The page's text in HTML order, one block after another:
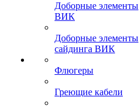
Доборные элементы
ВИК
Доборные элементы
сайдинга ВИК
Флюгеры
Греющие кабели